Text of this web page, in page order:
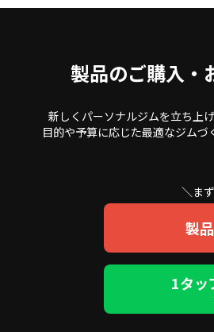
製品のご購入・
新しくパーソナルジムを立ち上
目的や予算に応じた最適なジム
＼ま
製
1タッ